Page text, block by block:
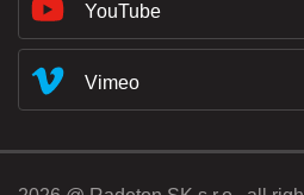
YouTube
Vimeo